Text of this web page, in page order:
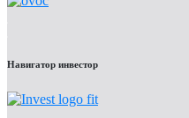
Навигатор инвестор